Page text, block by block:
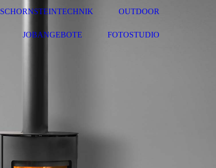
SCHORNSTEINTECHNIK OUTDOOR
JOBANGEBOTE FOTOSTUDIO